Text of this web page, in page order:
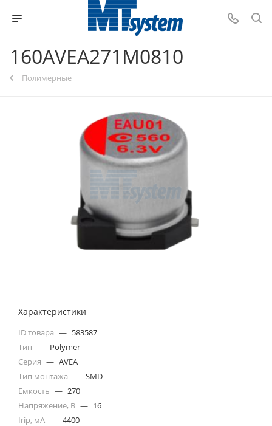
160AVEA271M0810
Полимерные
Характеристики
ID товара — 583587
Тип — Polymer
Серия — AVEA
Тип монтажа — SMD
Емкость — 270
Напряжение, В — 16
Irip, мА — 4400